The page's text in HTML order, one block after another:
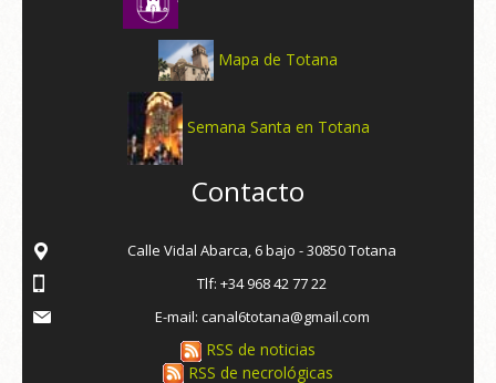
Mapa de Totana
Semana Santa en Totana
Contacto
Calle Vidal Abarca, 6 bajo - 30850 Totana
Tlf: +34 968 42 77 22
E-mail: canal6totana@gmail.com
RSS de noticias
RSS de necrológicas